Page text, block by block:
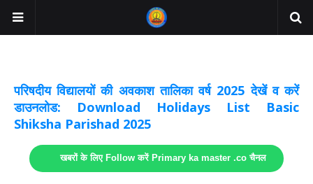
परिषदीय विद्यालयों की अवकाश तालिका वर्ष 2025 देखें व करें
डाउनलोड: Download Holidays List Basic
Shiksha Parishad 2025
खबरों के लिए Follow करें Primary ka master .co चैनल